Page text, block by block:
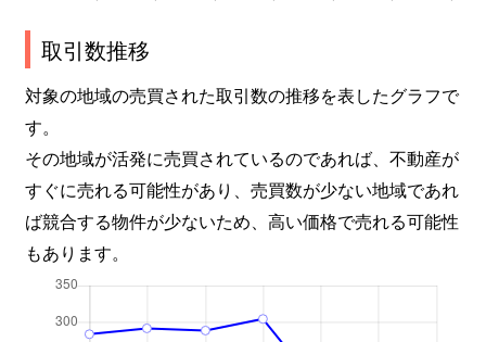
取引数推移
対象の地域の売買された取引数の推移を表したグラフで
す。
その地域が活発に売買されているのであれば、不動産が
すぐに売れる可能性があり、売買数が少ない地域であれ
ば競合する物件が少ないため、高い価格で売れる可能性
もあります。